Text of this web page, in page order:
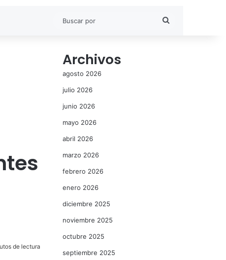
de lectura
Archivos
agosto 2026
julio 2026
junio 2026
mayo 2026
abril 2026
marzo 2026
febrero 2026
enero 2026
diciembre 2025
noviembre 2025
octubre 2025
septiembre 2025